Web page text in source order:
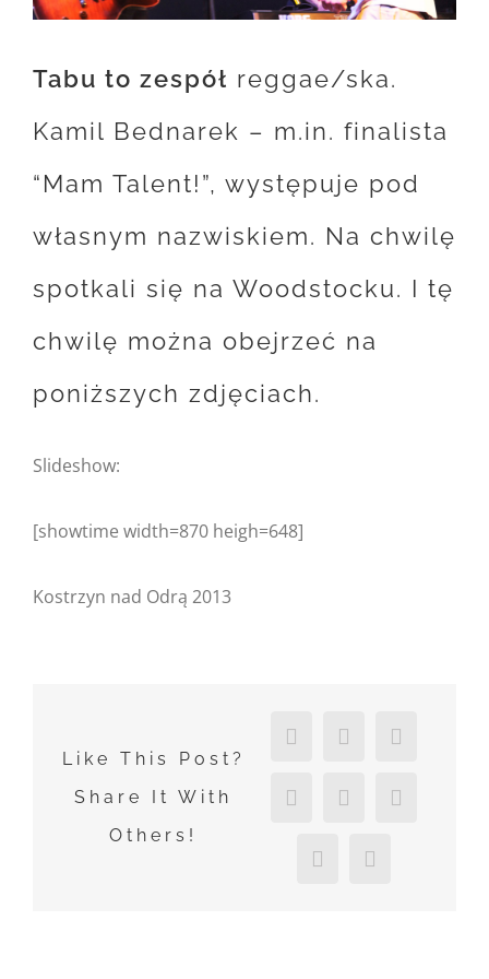
Tabu to zespół reggae/ska.
Kamil Bednarek – m.in. finalista
“Mam Talent!”, występuje pod
własnym nazwiskiem. Na chwilę
spotkali się na Woodstocku. I tę
chwilę można obejrzeć na
poniższych zdjęciach.
Slideshow:
[showtime width=870 heigh=648]
Kostrzyn nad Odrą 2013
Like This Post?
Share It With
Others!
Facebook
LinkedInTumblr